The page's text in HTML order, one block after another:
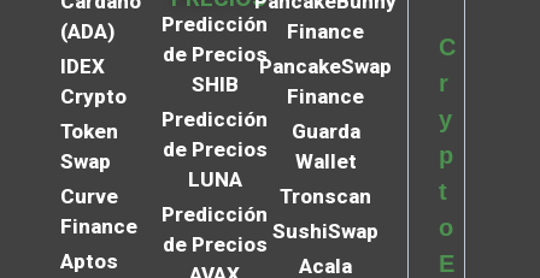
(ADA)
IDEX
Crypto
Token
Swap
Curve
Finance
Aptos
Predicción
de Precios
SHIB
Predicción
de Precios
LUNA
Predicción
de Precios
Finance
PancakeSwap
Finance
Guarda
Wallet
Tronscan
SushiSwap
Acala
C
r
y
p
t
o
E